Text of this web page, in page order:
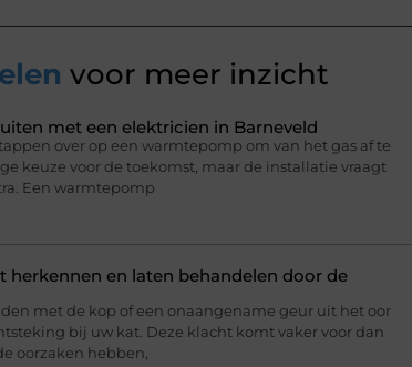
voor meer inzicht
met een elektricien in Barneveld
over op een warmtepomp om van het gas af te
keuze voor de toekomst, maar de installatie vraagt
Een warmtepomp
herkennen en laten behandelen door de
met de kop of een onaangename geur uit het oor
bij uw kat. Deze klacht komt vaker voor dan
oorzaken hebben,